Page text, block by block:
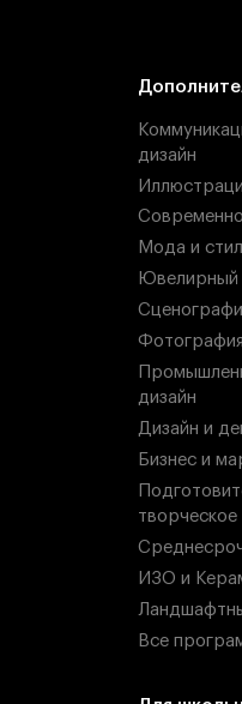
дизайн
Мода и
Ювелирный
дизайн
Дизайн и
Бизнес и
творческое
ИЗО и
Все